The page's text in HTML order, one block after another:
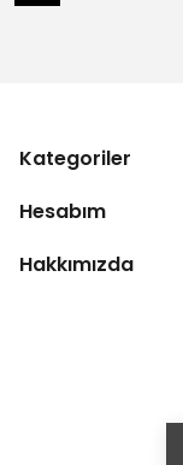
Kategoriler
Hesabım
Hakkımızda